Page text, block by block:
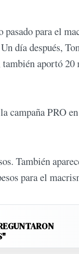
para el
día después,
aportó 20
campaña PRO
También
para el